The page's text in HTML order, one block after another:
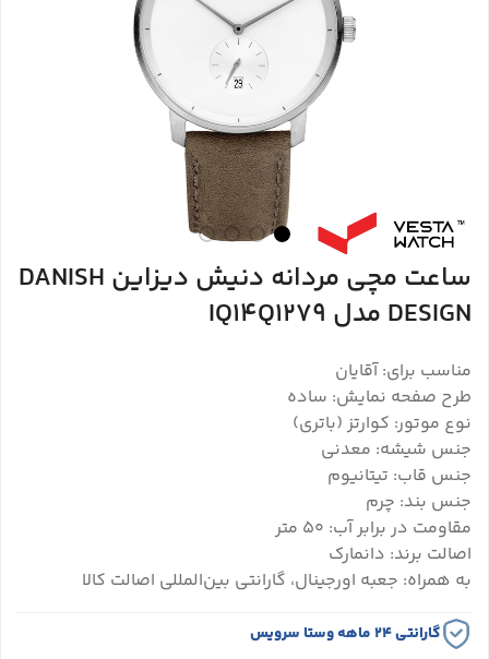
ساعت مچی مردانه دنیش دیزاین DANISH
DESIGN مدل IQ14Q1279
مناسب برای: آقایان
طرح صفحه نمایش: ساده
نوع موتور: کوارتز (باتری)
جنس شیشه: معدنی
جنس قاب: تیتانیوم
جنس بند: چرم
مقاومت در برابر آب: 50 متر
اصالت برند: دانمارک
به همراه: جعبه اورجینال، گارانتی بین‌المللی اصالت کالا
گارانتی ۲۴ ماهه وستا سرویس